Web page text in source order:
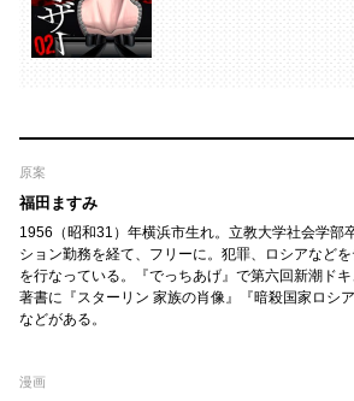
原案
福田ますみ
1956（昭和31）年横浜市生れ。立教大学社会学部
ション勤務を経て、フリーに。犯罪、ロシアなど
を行なっている。『でっちあげ』で第六回新潮ド
著書に『スターリン 家族の肖像』『暗殺国家ロシ
などがある。
漫画